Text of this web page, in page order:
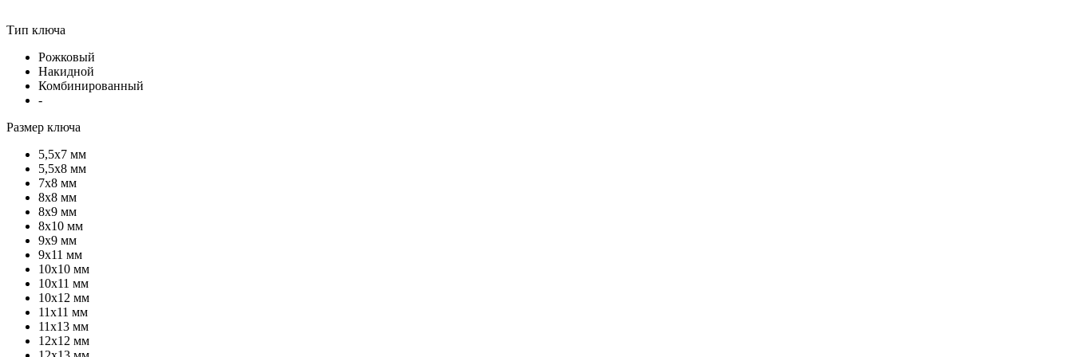
Тип ключа
Рожковый
Накидной
Комбинированный
-
Размер ключа
5,5х7 мм
5,5х8 мм
7х8 мм
8х8 мм
8х9 мм
8х10 мм
9х9 мм
9х11 мм
10х10 мм
10х11 мм
10х12 мм
11х11 мм
11х13 мм
12х12 мм